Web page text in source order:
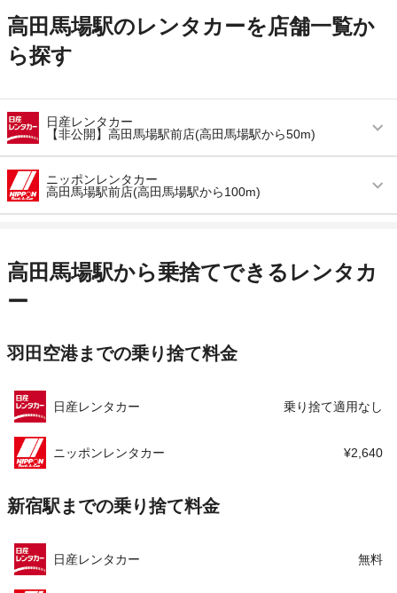
高田馬場駅のレンタカーを店舗一覧か
ら探す
日産レンタカー
【非公開】高田馬場駅前店(高田馬場駅から50m)
営業時間 毎日 00:00 ～ 23:59
アクセス 高田馬場駅より徒歩で約3分（送迎なし）
店舗詳細 店舗詳細ページはこちら
ニッポンレンタカー
高田馬場駅前店(高田馬場駅から100m)
アクセス 高田馬場駅より徒歩で約2分（送迎なし）
この店舗でレンタカーを探す
高田馬場駅から乗捨てできるレンタカ
ー
羽田空港までの乗り捨て料金
日産レンタカー 乗り捨て適用なし
ニッポンレンタカー ¥2,640
新宿駅までの乗り捨て料金
日産レンタカー 無料